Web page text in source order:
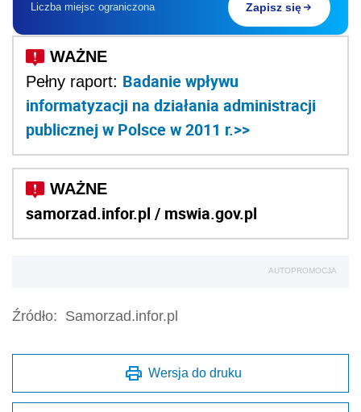
Liczba miejsc ograniczona Zapisz się
Pełny raport: Badanie wpływu
informatyzacji na działania administracji
publicznej w Polsce w 2011 r.>>
samorzad.infor.pl / mswia.gov.pl
AUTOPROMOCJA
Źródło: Samorzad.infor.pl
Wersja do druku